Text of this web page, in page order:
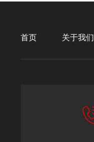
首页 关于我们